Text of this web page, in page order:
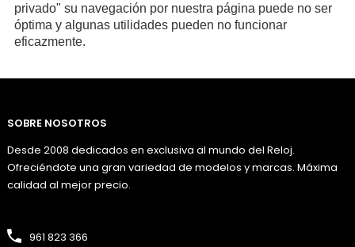
privado" su navegación por nuestra página puede no ser
óptima y algunas utilidades pueden no funcionar
eficazmente.
SOBRE NOSOTROS
Desde 2008 dedicados en exclusiva al mundo del Reloj.
Ofreciéndote una gran variedad de modelos y marcas. Máxima
calidad al mejor precio.
961 823 366